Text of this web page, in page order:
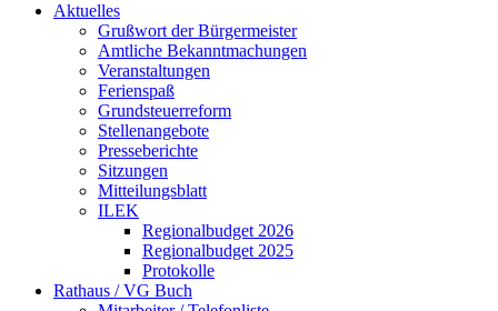
Aktuelles
Grußwort der Bürgermeister
Amtliche Bekanntmachungen
Veranstaltungen
Ferienspaß
Grundsteuerreform
Stellenangebote
Presseberichte
Sitzungen
Mitteilungsblatt
ILEK
Regionalbudget 2026
Regionalbudget 2025
Protokolle
Rathaus / VG Buch